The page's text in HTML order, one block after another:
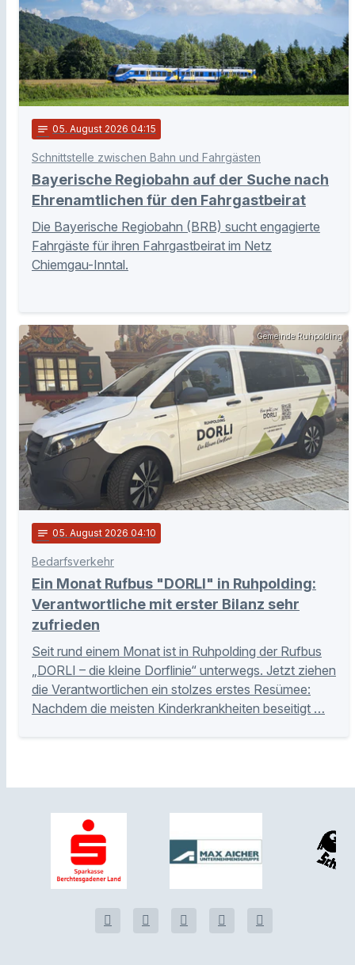
notes 05. August 2026 04:15
Schnittstelle zwischen Bahn und Fahrgästen
Bayerische Regiobahn auf der Suche nach
Ehrenamtlichen für den Fahrgastbeirat
Die Bayerische Regiobahn (BRB) sucht engagierte
Fahrgäste für ihren Fahrgastbeirat im Netz
Chiemgau-Inntal.
Gemeinde Ruhpolding
notes 05. August 2026 04:10
Bedarfsverkehr
Ein Monat Rufbus "DORLI" in Ruhpolding:
Verantwortliche mit erster Bilanz sehr
zufrieden
Seit rund einem Monat ist in Ruhpolding der Rufbus
„DORLI – die kleine Dorflinie“ unterwegs. Jetzt ziehen
die Verantwortlichen ein stolzes erstes Resümee:
Nachdem die meisten Kinderkrankheiten beseitigt …